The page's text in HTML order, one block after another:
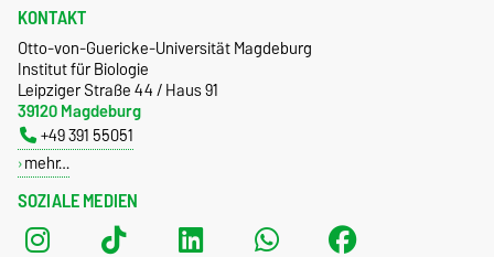
SOZIALE MEDIEN
KONTAKT
Otto-von-Guericke-Universität Magdeburg
Institut für Biologie
Leipziger Straße 44 / Haus 91
39120 Magdeburg
+49 391 55051
mehr…